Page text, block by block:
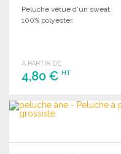
Peluche vêtue d'un sweat.
100% polyester.
A PARTIR DE
4,80 € HT
COMMANDER